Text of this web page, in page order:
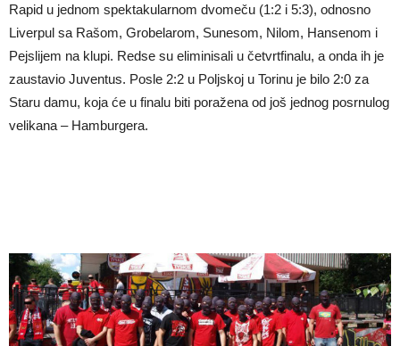
Rapid u jednom spektakularnom dvomeču (1:2 i 5:3), odnosno
Liverpul sa Rašom, Grobelarom, Sunesom, Nilom, Hansenom i
Pejslijem na klupi. Redse su eliminisali u četvrtfinalu, a onda ih je
zaustavio Juventus. Posle 2:2 u Poljskoj u Torinu je bilo 2:0 za
Staru damu, koja će u finalu biti poražena od još jednog posrnulog
velikana – Hamburgera.